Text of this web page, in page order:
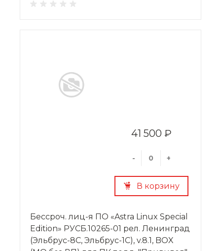
41 500 ₽
- +
В корзину
Бессроч. лиц-я ПО «Astra Linux Special
Edition» РУСБ.10265-01 рел. Ленинград
(Эльбрус-8С, Эльбрус-1С), v.8.1, BOX